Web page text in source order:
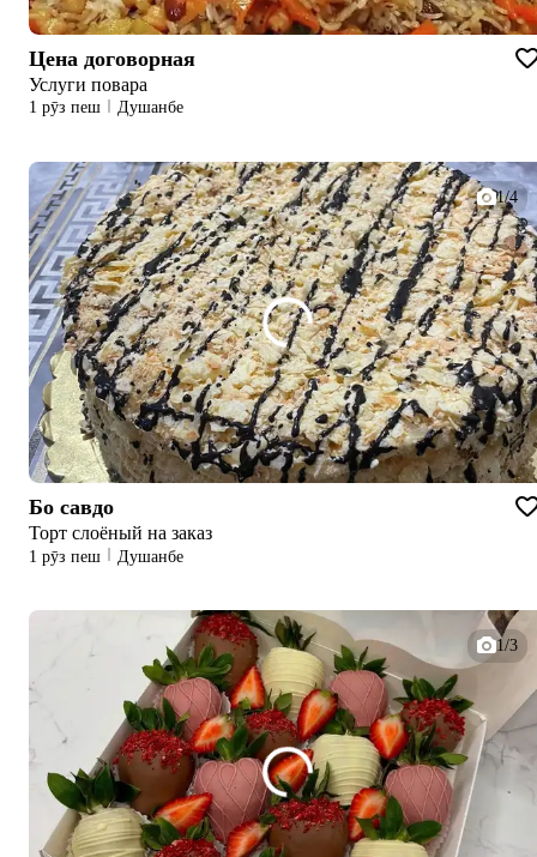
Цена договорная
Услуги повара
1 рӯз пеш Душанбе
1/4
Бо савдо
Торт слоёный на заказ
1 рӯз пеш Душанбе
1/3